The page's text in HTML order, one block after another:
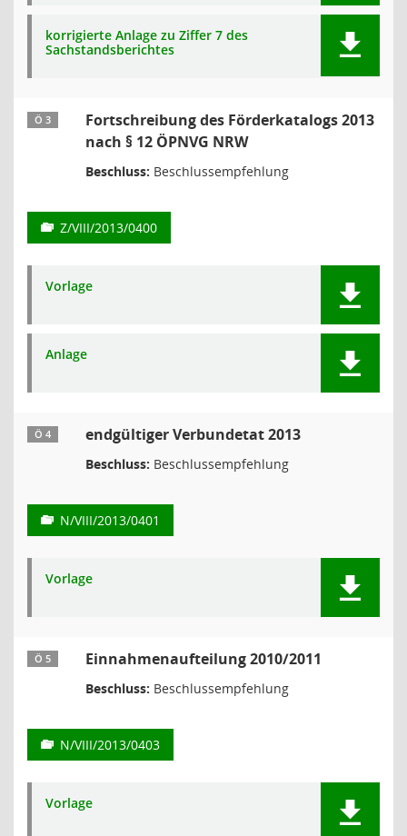
korrigierte Anlage zu Ziffer 7 des
Sachstandsberichtes
Ö 3
Fortschreibung des Förderkatalogs 2013
nach § 12 ÖPNVG NRW
Beschluss: Beschlussempfehlung
Z/VIII/2013/0400
Vorlage
Anlage
Ö 4 endgültiger Verbundetat 2013
Beschluss: Beschlussempfehlung
N/VIII/2013/0401
Vorlage
Ö 5 Einnahmenaufteilung 2010/2011
Beschluss: Beschlussempfehlung
N/VIII/2013/0403
Vorlage